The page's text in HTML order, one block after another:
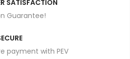
SATISFACTION
Guarantee!
payment with PEV